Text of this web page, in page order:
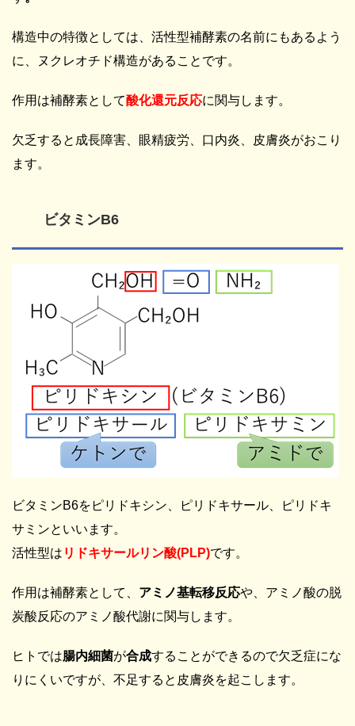
構造中の特徴としては、活性型補酵素の名前にもあるよう
に、ヌクレオチド構造があることです。
作用は補酵素として酸化還元反応に関与します。
欠乏すると成長障害、眼精疲労、口内炎、皮膚炎がおこり
ます。
ビタミンB6
ビタミンB6をピリドキシン、ピリドキサール、ピリドキ
サミンといいます。
活性型は リドキサールリン酸(PLP)です。
作用は補酵素として、 アミノ基転移反応や、アミノ酸の脱
炭酸反応のアミノ酸代謝に関与します。
ヒトでは腸内細菌が合成することができるので欠乏症にな
りにくいですが、不足すると皮膚炎を起こします。